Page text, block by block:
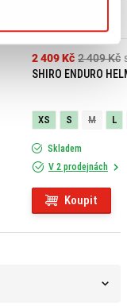
2 409 Kč
2 409 Kč
SHIRO ENDURO
XS S M L
Skladem
V 2 prodejnách
Koupit